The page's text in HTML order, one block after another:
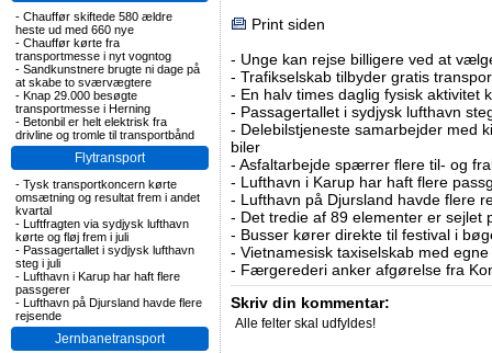
- Chauffør skiftede 580 ældre
heste ud med 660 nye
- Chauffør kørte fra
transportmesse i nyt vogntog
- Sandkunstnere brugte ni dage på
at skabe to sværvægtere
- Knap 29.000 besøgte
transportmesse i Herning
- Betonbil er helt elektrisk fra
drivline og tromle til transportbånd
Flytransport
- Tysk transportkoncern kørte
omsætning og resultat frem i andet
kvartal
- Luftfragten via sydjysk lufthavn
kørte og fløj frem i juli
- Passagertallet i sydjysk lufthavn
steg i juli
- Lufthavn i Karup har haft flere
passgerer
- Lufthavn på Djursland havde flere
rejsende
Jernbanetransport
Print siden
- Unge kan rejse billigere ved at
- Trafikselskab tilbyder gratis
- En halv times daglig fysisk aktivitet
- Passagertallet i sydjysk lufthavn
- Delebilstjeneste samarbejder med
biler
- Asfaltarbejde spærrer flere til- og
- Lufthavn i Karup har haft flere
- Lufthavn på Djursland havde flere
- Det tredie af 89 elementer er sejlet
- Busser kører direkte til festival i
- Vietnamesisk taxiselskab med
- Færgerederi anker afgørelse fra
Skriv din kommentar:
Alle felter skal udfyldes!